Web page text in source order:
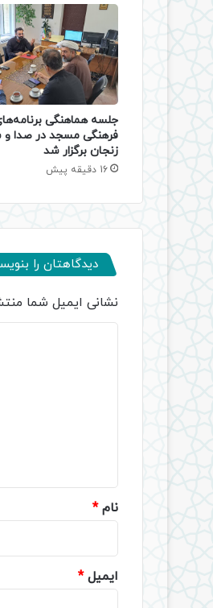
جلسه هماهنگی
فرهنگی مسجد در صدا
زنجان برگزار شد
16 دقیقه پیش
دیدگاهتان را
نشانی ایمیل شما
نام*
ایمیل*